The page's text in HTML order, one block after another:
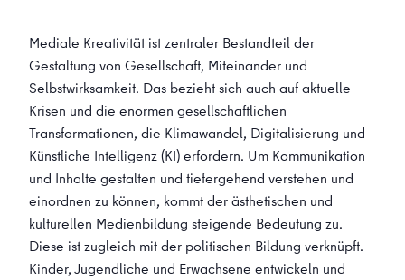
Mediale Kreativität ist zentraler Bestandteil der
Gestaltung von Gesellschaft, Miteinander und
Selbstwirksamkeit. Das bezieht sich auch auf aktuelle
Krisen und die enormen gesellschaftlichen
Transformationen, die Klimawandel, Digitalisierung und
Künstliche Intelligenz (KI) erfordern. Um Kommunikation
und Inhalte gestalten und tiefergehend verstehen und
einordnen zu können, kommt der ästhetischen und
kulturellen Medienbildung steigende Bedeutung zu.
Diese ist zugleich mit der politischen Bildung verknüpft.
Kinder, Jugendliche und Erwachsene entwickeln und